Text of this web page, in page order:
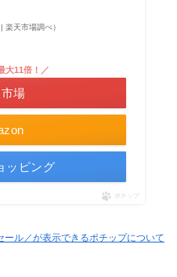
楽天市場調べ）
大11倍！／
場
ッピング
ポチップ
ール／が表示できるポチップについて